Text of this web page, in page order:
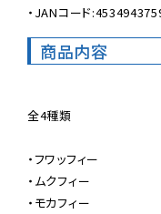
・JANコード
商品内容
全4種類
・フワッフィー
・ムクフィー
・モカフィー